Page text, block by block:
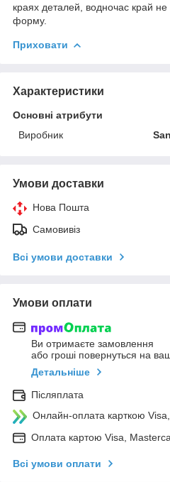
краях деталей, водночас край
форму.
Приховати
Характеристики
Основні атрибути
Виробник
Умови доставки
Нова Пошта
Самовивіз
Всі умови доставки
Умови оплати
Ви отримаєте замовлення
або гроші повернуться на
Детальніше
Післяплата
Онлайн-оплата карткою
Оплата картою Visa,
Всі умови оплати